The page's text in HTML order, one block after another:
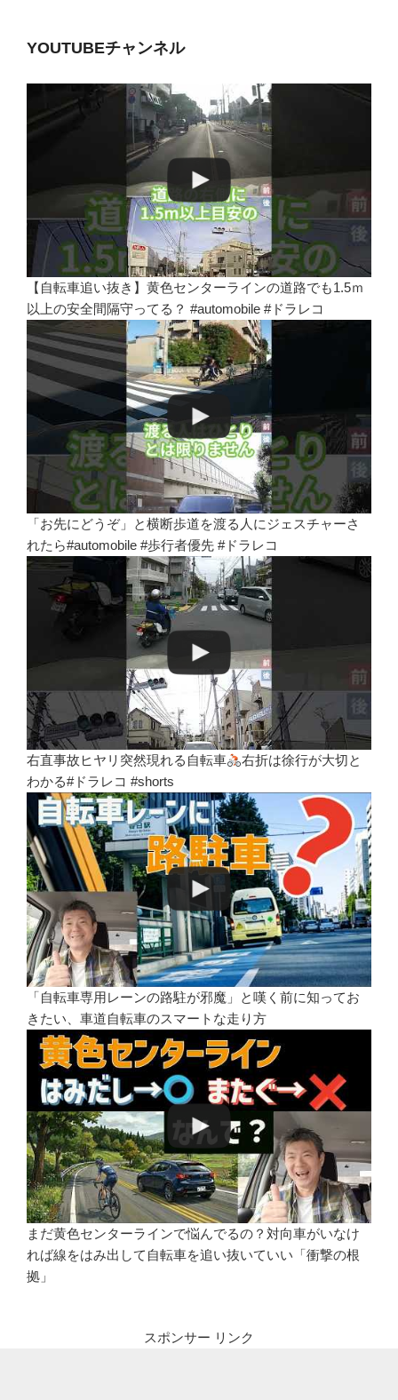
YOUTUBEチャンネル
【自転車追い抜き】黄色センターラインの道路でも1.5ｍ
以上の安全間隔守ってる？ #automobile #ドラレコ
「お先にどうぞ」と横断歩道を渡る人にジェスチャーさ
れたら#automobile #歩行者優先 #ドラレコ
右直事故ヒヤリ突然現れる自転車
右折は徐行が大切と
わかる#ドラレコ #shorts
「自転車専用レーンの路駐が邪魔」と嘆く前に知ってお
きたい、車道自転車のスマートな走り方
まだ黄色センターラインで悩んでるの？対向車がいなけ
れば線をはみ出して自転車を追い抜いていい「衝撃の根
拠」
スポンサー リンク